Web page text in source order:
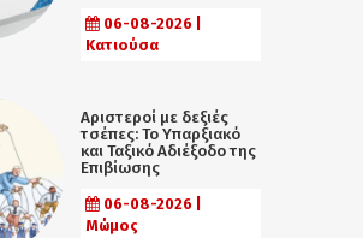
06-08-2026 |
Κατιούσα
Αριστεροί με δεξιές
τσέπες: Το Υπαρξιακό
και Ταξικό Αδιέξοδο της
Επιβίωσης
06-08-2026 |
Μώμος